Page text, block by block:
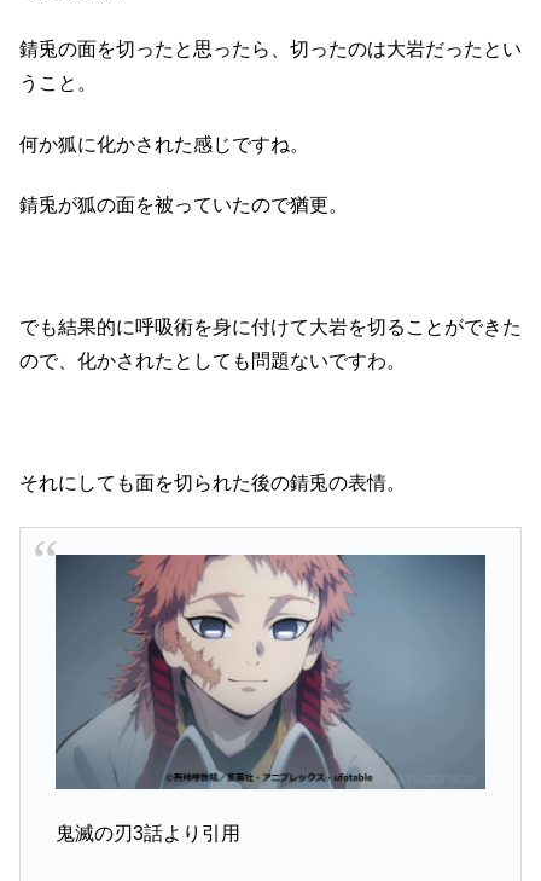
錆兎の面を切ったと思ったら、切ったのは大岩だったとい
うこと。
何か狐に化かされた感じですね。
錆兎が狐の面を被っていたので猶更。
でも結果的に呼吸術を身に付けて大岩を切ることができた
ので、化かされたとしても問題ないですわ。
それにしても面を切られた後の錆兎の表情。
鬼滅の刃3話より引用